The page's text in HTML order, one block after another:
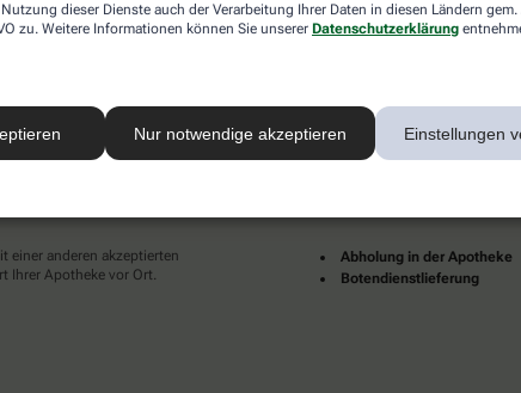
dieser Dienste auch der Verarbeitung Ihrer Daten in diesen Ländern
zu. Weitere Informationen können Sie unserer Datenschutzerklärung
Nur notwendige akzeptieren Einstellungen
Nähe finden Sie hier:
einer anderen akzeptierten
Ihrer Apotheke vor Ort.
Abholung in der Apotheke
Botendienstlieferung